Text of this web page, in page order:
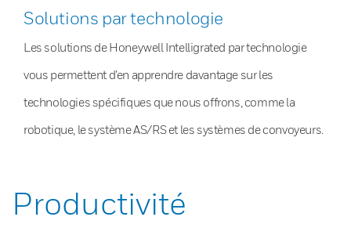
Solutions par technologie
Les solutions de Honeywell Intelligrated par technologie
vous permettent d’en apprendre davantage sur les
technologies spécifiques que nous offrons, comme la
robotique, le système AS/RS et les systèmes de convoyeurs.
Productivité